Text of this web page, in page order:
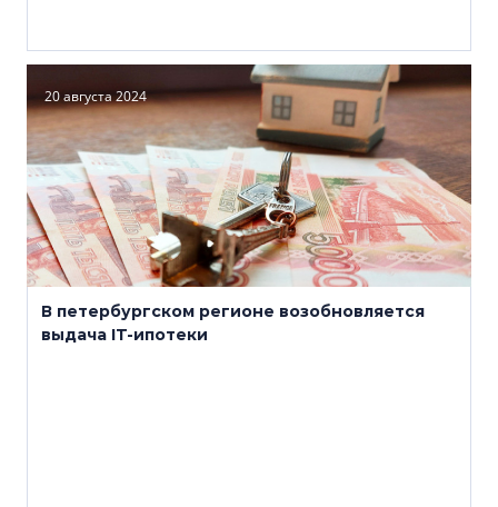
20 августа 2024
В петербургском регионе возобновляется
выдача IT-ипотеки